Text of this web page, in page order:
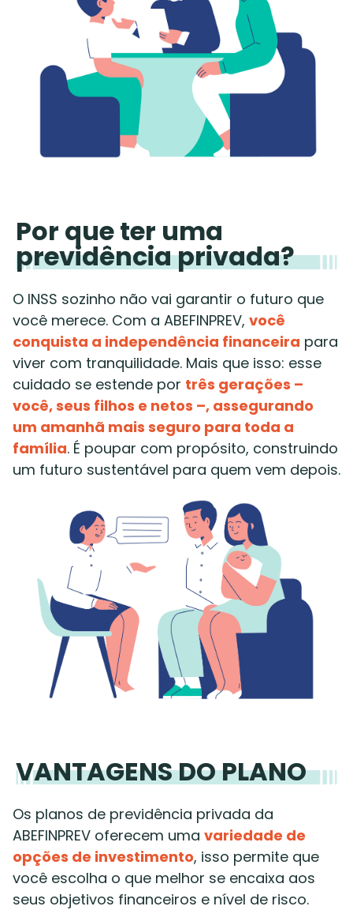
Por que ter uma
previdência privada?
O INSS sozinho não vai garantir o futuro que
você merece. Com a ABEFINPREV, você
conquista a independência financeira para
viver com tranquilidade. Mais que isso: esse
cuidado se estende por três gerações –
você, seus filhos e netos –, assegurando
um amanhã mais seguro para toda a
família. É poupar com propósito, construindo
um futuro sustentável para quem vem depois.
VANTAGENS DO PLANO
Os planos de previdência privada da
ABEFINPREV oferecem uma variedade de
opções de investimento, isso permite que
você escolha o que melhor se encaixa aos
seus objetivos financeiros e nível de risco.